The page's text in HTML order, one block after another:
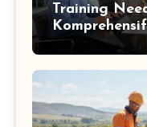
Training